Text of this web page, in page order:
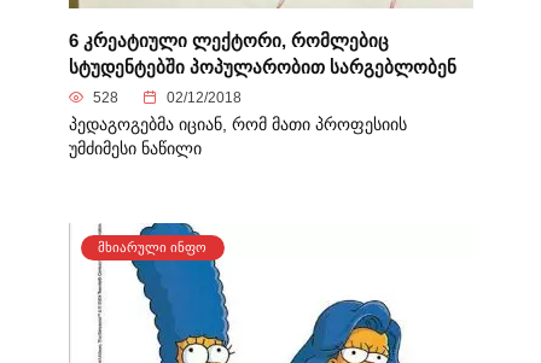
6 კრეატიული ლექტორი, რომლებიც
სტუდენტებში პოპულარობით სარგებლობენ
528 02/12/2018
პედაგოგებმა იციან, რომ მათი პროფესიის
უმძიმესი ნაწილი
ᲛᲮᲘᲐᲠᲣᲚᲘ ᲘᲜᲤᲝ